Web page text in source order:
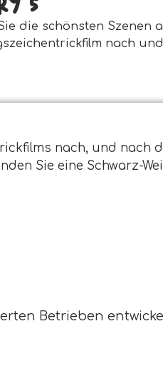
die schönsten Szenen
nach
nach, und nach
Sie eine Schwarz-
Betrieben